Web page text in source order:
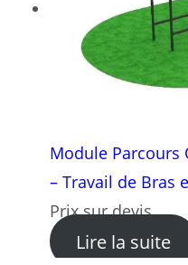
Module Parcours
– Travail de Bras
Prix sur devis
Lire la suite: